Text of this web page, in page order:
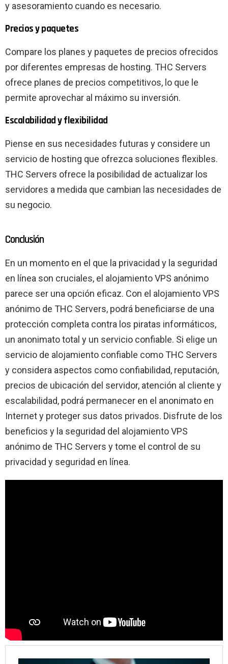
y asesoramiento cuando es necesario.
Precios y paquetes
Compare los planes y paquetes de precios ofrecidos
por diferentes empresas de hosting. THC Servers
ofrece planes de precios competitivos, lo que le
permite aprovechar al máximo su inversión.
Escalabilidad y flexibilidad
Piense en sus necesidades futuras y considere un
servicio de hosting que ofrezca soluciones flexibles.
THC Servers ofrece la posibilidad de actualizar los
servidores a medida que cambian las necesidades de
su negocio.
Conclusión
En un momento en el que la privacidad y la seguridad
en línea son cruciales, el alojamiento VPS anónimo
parece ser una opción eficaz. Con el alojamiento VPS
anónimo de THC Servers, podrá beneficiarse de una
protección completa contra los piratas informáticos,
un anonimato total y un servicio confiable. Si elige un
servicio de alojamiento confiable como THC Servers
y considera aspectos como confiabilidad, reputación,
precios de ubicación del servidor, atención al cliente y
escalabilidad, podrá permanecer en el anonimato en
Internet y proteger sus datos privados. Disfrute de los
beneficios y la seguridad del alojamiento VPS
anónimo de THC Servers y tome el control de su
privacidad y seguridad en línea.